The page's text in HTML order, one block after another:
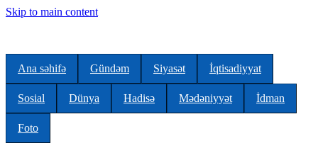
Skip to main content
Ana səhifə Gündəm Siyasət İqtisadiyyat
Sosial Dünya Hadisə Mədəniyyət İdman
Foto